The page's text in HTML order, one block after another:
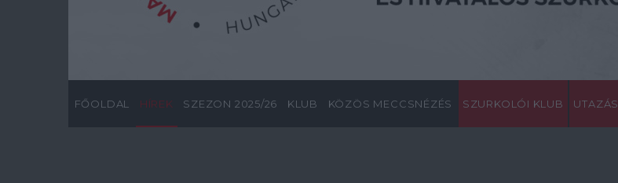
FŐOLDAL HÍREK SZEZON 2025/26 KLUB KÖZÖS MECCSNÉZÉS SZURKOLÓI KLUB UTAZÁS